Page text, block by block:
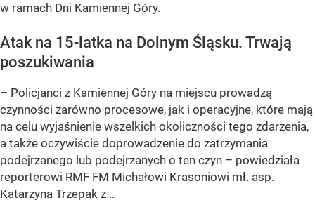
w ramach Dni Kamiennej Góry.
Atak na 15-latka na Dolnym Śląsku. Trwają
poszukiwania
– Policjanci z Kamiennej Góry na miejscu prowadzą
czynności zarówno procesowe, jak i operacyjne, które mają
na celu wyjaśnienie wszelkich okoliczności tego zdarzenia,
a także oczywiście doprowadzenie do zatrzymania
podejrzanego lub podejrzanych o ten czyn – powiedziała
reporterowi RMF FM Michałowi Krasoniowi mł. asp.
Katarzyna Trzepak z...